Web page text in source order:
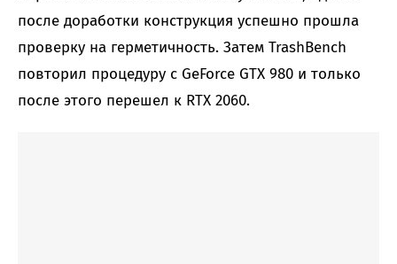
после доработки конструкция успешно прошла
проверку на герметичность. Затем TrashBench
повторил процедуру с GeForce GTX 980 и только
после этого перешел к RTX 2060.